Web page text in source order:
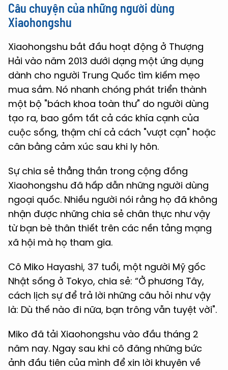
Câu chuyện của những người dùng
Xiaohongshu
Xiaohongshu bắt đầu hoạt động ở Thượng
Hải vào năm 2013 dưới dạng một ứng dụng
dành cho người Trung Quốc tìm kiếm mẹo
mua sắm. Nó nhanh chóng phát triển thành
một bộ "bách khoa toàn thư" do người dùng
tạo ra, bao gồm tất cả các khía cạnh của
cuộc sống, thậm chí cả cách "vượt cạn" hoặc
cân bằng cảm xúc sau khi ly hôn.
Sự chia sẻ thẳng thắn trong cộng đồng
Xiaohongshu đã hấp dẫn những người dùng
ngoại quốc. Nhiều người nói rằng họ đã không
nhận được những chia sẻ chân thực như vậy
từ bạn bè thân thiết trên các nền tảng mạng
xã hội mà họ tham gia.
Cô Miko Hayashi, 37 tuổi, một người Mỹ gốc
Nhật sống ở Tokyo, chia sẻ: “Ở phương Tây,
cách lịch sự để trả lời những câu hỏi như vậy
là: Dù thế nào đi nữa, bạn trông vẫn tuyệt vời".
Miko đã tải Xiaohongshu vào đầu tháng 2
năm nay. Ngay sau khi cô đăng những bức
ảnh đầu tiên của mình để xin lời khuyên về